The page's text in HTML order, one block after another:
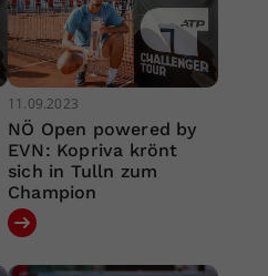
11.09.2023
NÖ Open powered by
EVN: Kopriva krönt
sich in Tulln zum
Champion